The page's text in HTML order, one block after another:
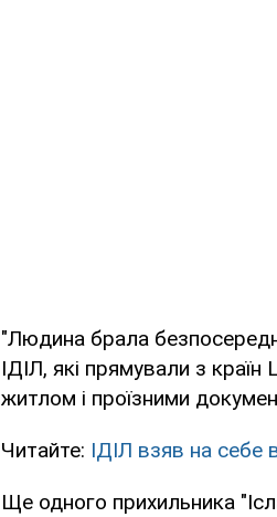
"Людина брала
ІДІЛ, які прямували з країн
житлом і проїзними
Читайте: ІДІЛ взяв на себе
Ще одного прихильника